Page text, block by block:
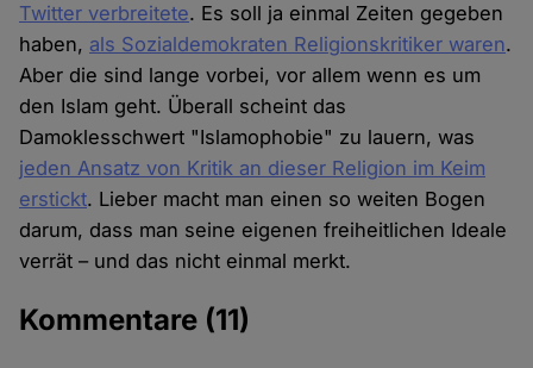
Twitter verbreitete. Es soll ja einmal Zeiten gegeben
haben, als Sozialdemokraten Religionskritiker waren.
Aber die sind lange vorbei, vor allem wenn es um
den Islam geht. Überall scheint das
Damoklesschwert "Islamophobie" zu lauern, was
jeden Ansatz von Kritik an dieser Religion im Keim
erstickt. Lieber macht man einen so weiten Bogen
darum, dass man seine eigenen freiheitlichen Ideale
verrät – und das nicht einmal merkt.
Kommentare (11)